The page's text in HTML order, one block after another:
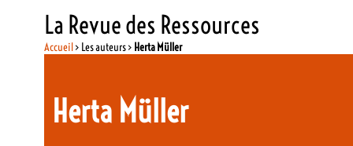
La Revue des Ressources
Accueil> Les auteurs > Herta Müller
Herta Müller